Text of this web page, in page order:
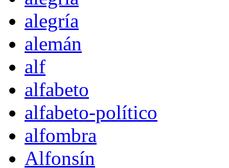
alegría
alemán
alf
alfabeto
alfabeto-político
alfombra
Alfonsín